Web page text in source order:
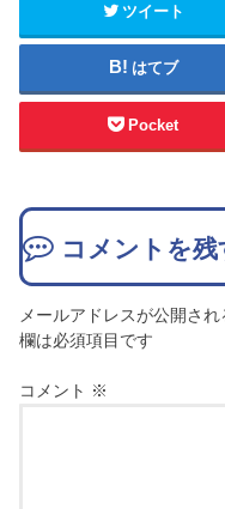
ツイート
はてブ
Pocket
コメントを残
メールアドレスが公開され
欄は必須項目です
コメント ※